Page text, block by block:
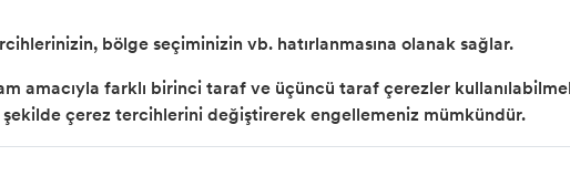
bölge seçiminizin vb. hatırlanmasına olanak sağlar.
amacıyla farklı birinci taraf ve üçüncü taraf çerezler
şekilde çerez tercihlerini değiştirerek engellemeniz mümkündür.